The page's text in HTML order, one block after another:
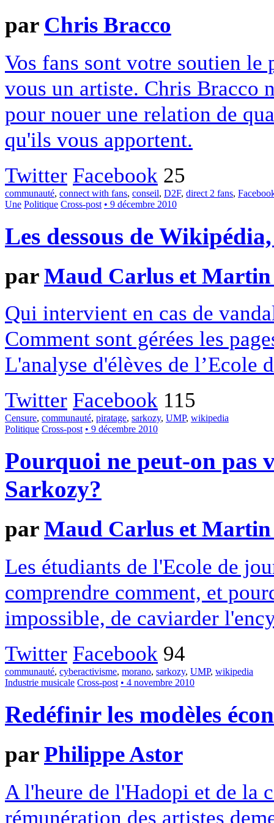
par Chris Bracco
Vos fans sont votre soutien
vous un artiste. Chris Bracco
pour nouer une relation de
qu'ils vous apportent.
Twitter Facebook 25
communauté, connect with fans, conseil, D2F, direct 2 fans,
Une Politique Cross-post • 9 décembre 2010
Les dessous de
parMaud Carlus et Martin
Qui intervient en cas de
Comment sont gérées les
L'analyse d'élèves de l’Ecole
Twitter Facebook 115
Censure, communauté, piratage, sarkozy, UMP, wikipedia
Politique Cross-post • 9 décembre 2010
Pourquoi ne peut-on pas
Sarkozy?
parMaud Carlus et Martin
Les étudiants de l'Ecole de
comprendre comment, et
impossible, de caviarder
Twitter Facebook 94
communauté, cyberactivisme, morano, sarkozy, UMP, wikipedia
Industrie musicale Cross-post • 4 novembre 2010
Redéfinir les modèles
parPhilippe Astor
A l'heure de l'Hadopi et de la
rémunération des artistes